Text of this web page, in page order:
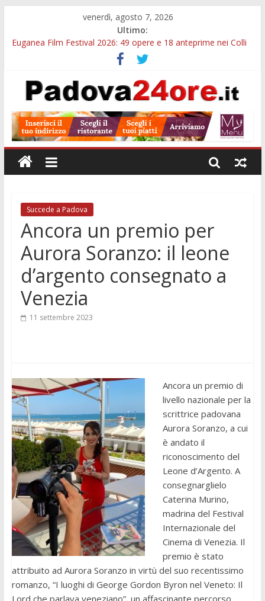
venerdì, agosto 7, 2026
Ultimo:
Euganea Film Festival 2026: 49 opere e 18 anteprime nei Colli
Slow Looking agli Eremitani: un’ora per osservare davvero
un’opera
Notizie di Padova alle ore 21: lavoratore morto, credito sul
Orto Botanico Padova: visite ed escursioni fino a settembre
Concorso Università di Padova: 5 funzionari, domande entro il
7 agosto
Succede a Padova
Ancora un premio per
Aurora Soranzo: il leone
d’argento consegnato a
Venezia
11 settembre 2023
Ancora un premio di
livello nazionale per la
scrittrice padovana
Aurora Soranzo, a cui
è andato il
riconoscimento del
Leone d’Argento. A
consegnarglielo
Caterina Murino,
madrina del Festival
Internazionale del
Cinema di Venezia. Il
premio è stato
attribuito ad Aurora Soranzo in virtù del suo recentissimo
romanzo, “I luoghi di George Gordon Byron nel Veneto: Il